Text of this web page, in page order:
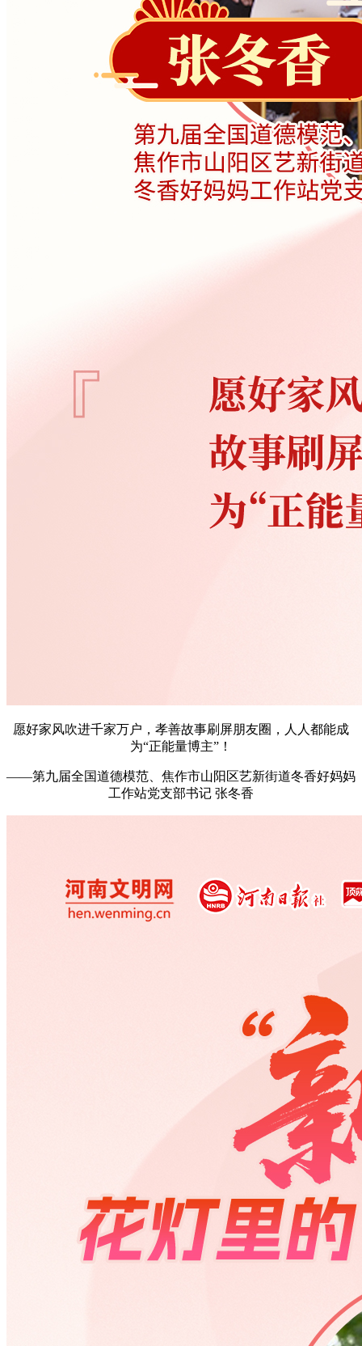
愿好家风吹进千家万户，孝善故事刷屏朋友圈，人人都能成
为“正能量博主”！
——第九届全国道德模范、焦作市山阳区艺新街道冬香好妈妈
工作站党支部书记 张冬香